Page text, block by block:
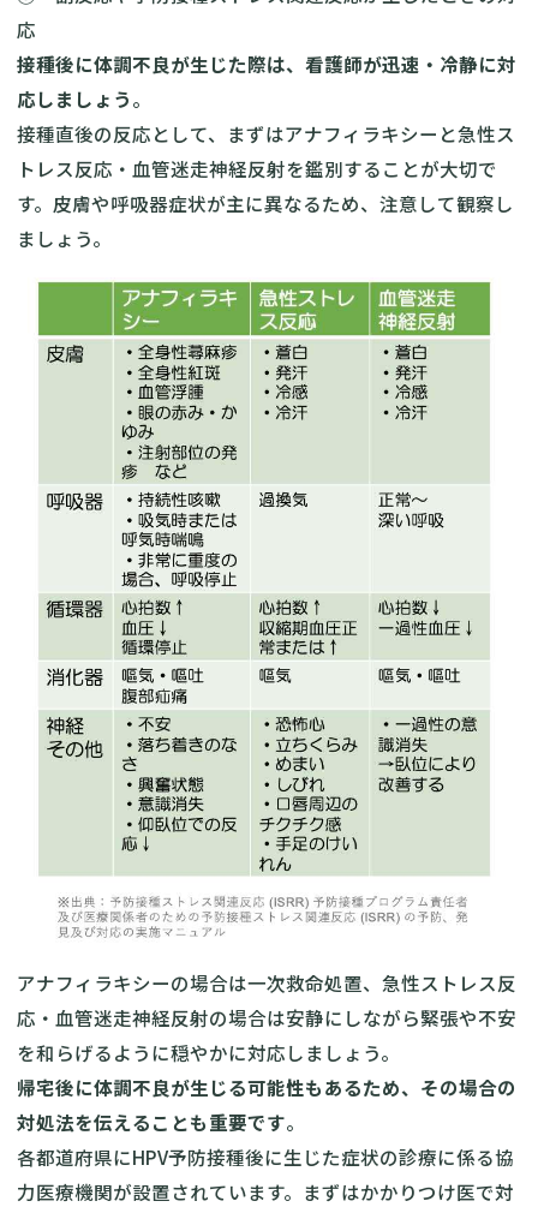
応
接種後に体調不良が生じた際は、看護師が迅速・冷静に対
応しましょう。
接種直後の反応として、まずはアナフィラキシーと急性ス
トレス反応・血管迷走神経反射を鑑別することが大切で
す。皮膚や呼吸器症状が主に異なるため、注意して観察し
ましょう。
アナフィラキシーの場合は一次救命処置、急性ストレス反
応・血管迷走神経反射の場合は安静にしながら緊張や不安
を和らげるように穏やかに対応しましょう。
帰宅後に体調不良が生じる可能性もあるため、その場合の
対処法を伝えることも重要です。
各都道府県にHPV予防接種後に生じた症状の診療に係る協
力医療機関が設置されています。まずはかかりつけ医で対